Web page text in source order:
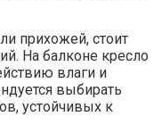
прихожей, стоит
На балконе кресло
влаги и
выбирать
устойчивых к